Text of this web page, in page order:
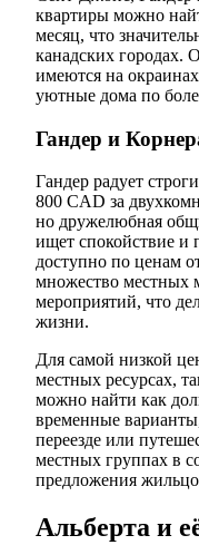
квартиры можно
месяц, что
канадских городах.
имеются на
уютные дома по
Гандер и
Гандер радует
800 CAD за
но дружелюбная
ищет спокойствие и
доступно по ценам
множество местных
мероприятий, что
жизни.
Для самой низкой
местных ресурсах,
можно найти как
временные
переезде или
местных группах в
предложения
Альберта и